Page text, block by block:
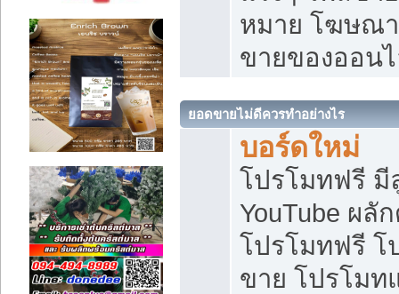
หมาย โฆษณ
ขายของออน
ยอดขายไม่ดีควรทำอย่างไร
บอร์ดใหม่
โปรโมทฟรี มี
YouTube ผลั
โปรโมทฟรี โ
ขาย โปรโมท